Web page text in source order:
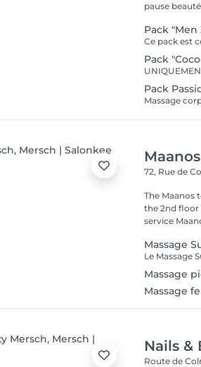
pause
Pack "Men
Pack
Pack
72, Rue de
The Maanos
the 2nd floor
service
Massage
Massage
Massage
Nails &
Route de